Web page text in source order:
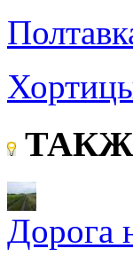
Дорога